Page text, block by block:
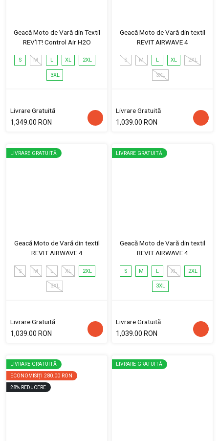
Geacă Moto de Vară din Textil
REV'IT! Control Air H2O
S M L XL 2XL
3XL
Livrare Gratuită
1,349.00 RON
Geacă Moto de Vară din textil
REVIT AIRWAVE 4
S M L XL 2XL
3XL
Livrare Gratuită
1,039.00 RON
LIVRARE GRATUITĂ
Geacă Moto de Vară din textil
REVIT AIRWAVE 4
S M L XL 2XL
3XL
Livrare Gratuită
1,039.00 RON
LIVRARE GRATUITĂ
Geacă Moto de Vară din textil
REVIT AIRWAVE 4
S M L XL 2XL
3XL
Livrare Gratuită
1,039.00 RON
LIVRARE GRATUITĂ
ECONOMISIȚI 280.00 RON
28% REDUCERE
LIVRARE GRATUITĂ